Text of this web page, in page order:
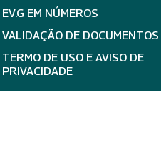
EV.G EM NÚMEROS
VALIDAÇÃO DE DOCUMENTOS
TERMO DE USO E AVISO DE
PRIVACIDADE